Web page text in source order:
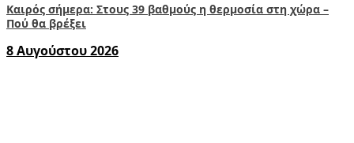
Καιρός σήμερα: Στους 39 βαθμούς η θερμοσία στη χώρα –
Πού θα βρέξει
8 Αυγούστου 2026